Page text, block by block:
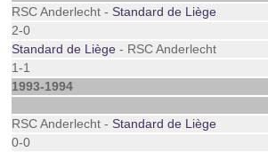
RSC Anderlecht -Standard de Liège
2-0
Standard de Liège - RSC Anderlecht
1-1
1993-1994
RSC Anderlecht -Standard de Liège
0-0